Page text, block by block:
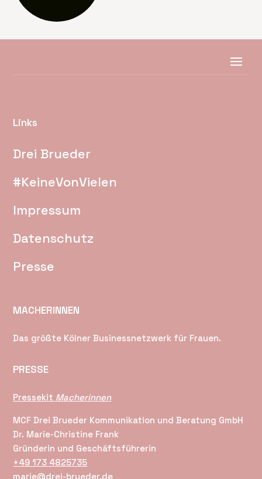
Links
Drei Brueder
#KeineVonVielen
Impressum
Datenschutz
Presse
MACHERINNEN
Das größte Kölner Businessnetzwerk für Frauen.
PRESSE
Pressekit Macherinnen
MCF Drei Brueder Kommunikation und Beratung GmbH
Dr. Marie-Christine Frank
Gründerin und Geschäftsführerin
+49 173 4825735
marie@drei-brueder.de